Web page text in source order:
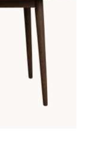
även i dessa färger: